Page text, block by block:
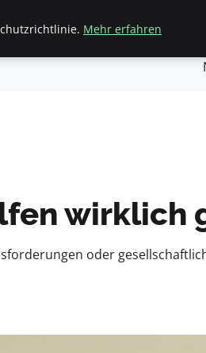
General Geschäft
wirklich
oder
Mehr erfahren